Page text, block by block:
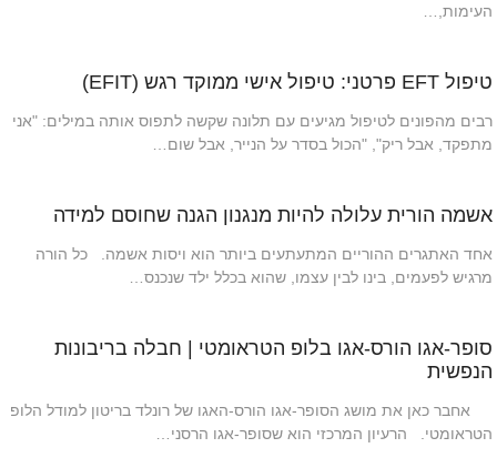
העימות,…
טיפול EFT פרטני: טיפול אישי ממוקד רגש (EFIT)
רבים מהפונים לטיפול מגיעים עם תלונה שקשה לתפוס אותה במילים: "אני
מתפקד, אבל ריק", "הכול בסדר על הנייר, אבל שום…
אשמה הורית עלולה להיות מנגנון הגנה שחוסם למידה
אחד האתגרים ההוריים המתעתעים ביותר הוא ויסות אשמה. כל הורה
מרגיש לפעמים, בינו לבין עצמו, שהוא בכלל ילד שנכנס…
סופר-אגו הורס-אגו בלופ הטראומטי | חבלה בריבונות
הנפשית
אחבר כאן את מושג הסופר-אגו הורס-האגו של רונלד בריטון למודל הלופ
הטראומטי. הרעיון המרכזי הוא שסופר-אגו הרסני…